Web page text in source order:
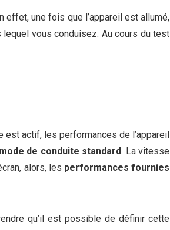
effet, une fois que l’appareil est allumé,
lequel vous conduisez. Au cours du test
est actif, les performances de l’appareil
mode de conduite standard. La vitesse
alors, les performances fournies
qu’il est possible de définir cette